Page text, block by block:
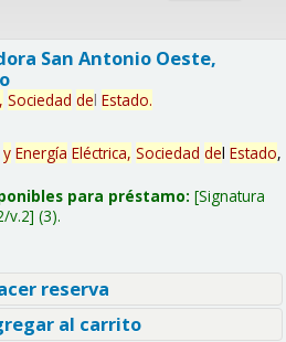
San Antonio Oeste,
Sociedad del Estado.
y Energía Eléctrica, Sociedad del Estado,
para préstamo: Signatura
v.2 (3).
reserva
al carrito